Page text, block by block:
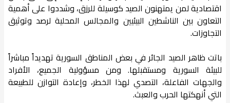
اقتصادية لمن يمتهنون الصيد كوسيلة للرزق، وشددوا على أهمية
التعاون بين الناشطين البيئيين والمجالس المحلية لرصد وتوثيق
التجاوزات.
باتت ظاهر الصيد الجائر في بعض المناطق السورية تهديداً مباشراً
للبيئة السورية ومستقبلها. ومن مسؤولية الجميع، الأفراد
والجهات الفاعلة، التصدي لهذا الخطر، وإعادة التوازن للطبيعة
التي أنهكتها الحرب والعبث.